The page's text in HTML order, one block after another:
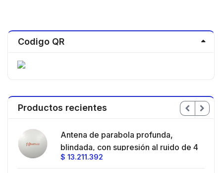
Codigo QR
Productos recientes
Antena de parabola profunda,
blindada, con supresión al ruido de 4
ft, 5.9-7.2 GHz, Ganancia 36 dBi con
$ 13.211.392